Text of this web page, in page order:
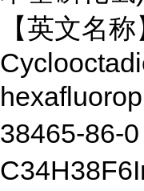
【英文名
38465-86-0